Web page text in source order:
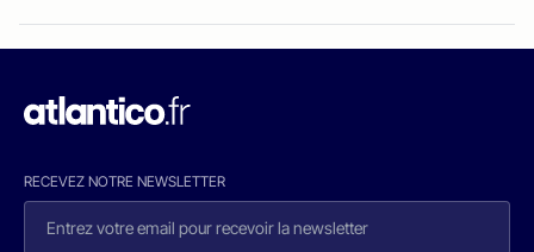
RECEVEZ NOTRE NEWSLETTER